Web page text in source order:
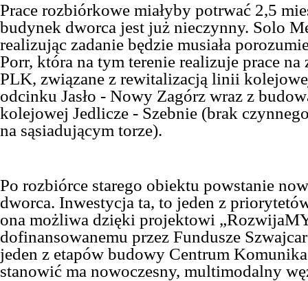
Prace rozbiórkowe miałyby potrwać 2,5
budynek dworca jest już nieczynny. Solo
realizując zadanie będzie musiała
Porr, która na tym terenie realizuje prace na
PLK, związane z rewitalizacją linii
odcinku Jasło - Nowy Zagórz wraz z
kolejowej Jedlicze - Szebnie (brak
na sąsiadującym torze).
Po rozbiórce starego obiektu powstanie
dworca. Inwestycja ta, to jeden z
ona możliwa dzięki projektowi „RozwijaMY
dofinansowanemu przez Fundusze
jeden z etapów budowy Centrum
stanowić ma nowoczesny, multimodalny